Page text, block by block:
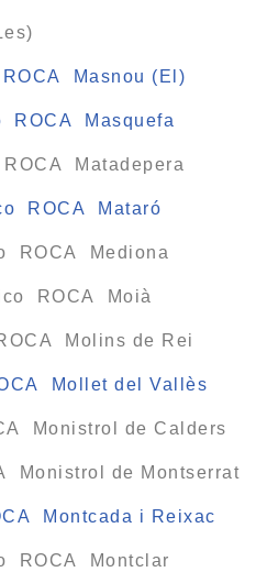
Masnou (El)
ROCA Masquefa
Matadepera
ROCA Mataró
ROCA Mediona
ROCA Moià
Molins de Rei
Mollet del Vallès
Monistrol de Calders
Monistrol de Montserrat
Montcada i Reixac
ROCA Montclar